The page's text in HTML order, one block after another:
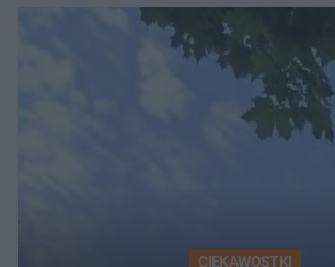
ludzi
CIEKAWOSTKI